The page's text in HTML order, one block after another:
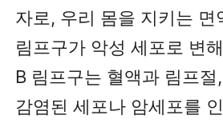
자로, 우리 몸을 지키는 면
림프구가 악성 세포로 변
B 림프구는 혈액과 림프
감염된 세포나 암세포를